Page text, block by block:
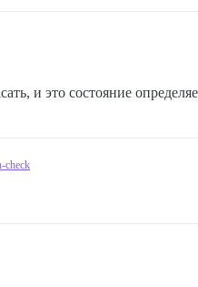
и это состояние
check